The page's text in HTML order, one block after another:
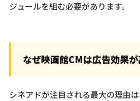
ジュールを組む必要があります。
なぜ映画館CMは広告効果
シネアドが注目される最大の理由